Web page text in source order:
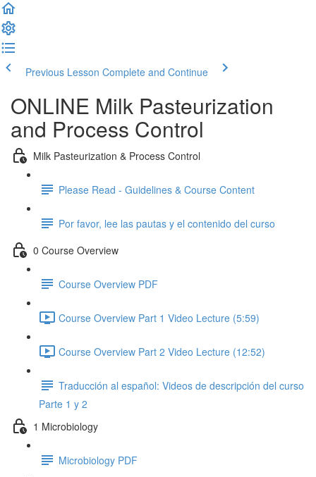
Previous Lesson Complete and Continue
ONLINE Milk Pasteurization
and Process Control
Milk Pasteurization & Process Control
Please Read - Guidelines & Course Content
Por favor, lee las pautas y el contenido del curso
0 Course Overview
Course Overview PDF
Course Overview Part 1 Video Lecture (5:59)
Course Overview Part 2 Video Lecture (12:52)
Traducción al español: Videos de descripción del curso
Parte 1 y 2
1 Microbiology
Microbiology PDF